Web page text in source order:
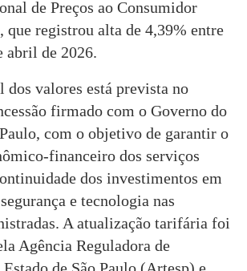
de Preços ao Consumidor
registrou alta de 4,39% entre
abril de 2026.
dos valores está prevista no
firmado com o Governo do
com o objetivo de garantir o
financeiro dos serviços
dos investimentos em
e tecnologia nas
A atualização tarifária foi
Agência Reguladora de